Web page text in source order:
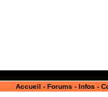
Accueil - Forums - Infos -